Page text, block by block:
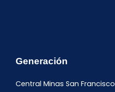
Generación
Central Minas San Francisco